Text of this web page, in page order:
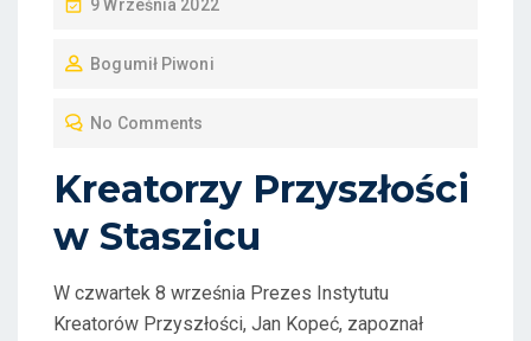
S
O
N
9 Września 2022
Bogumił Piwoni
No Comments
Kreatorzy Przyszłości
w Staszicu
W czwartek 8 września Prezes Instytutu
Kreatorów Przyszłości, Jan Kopeć, zapoznał